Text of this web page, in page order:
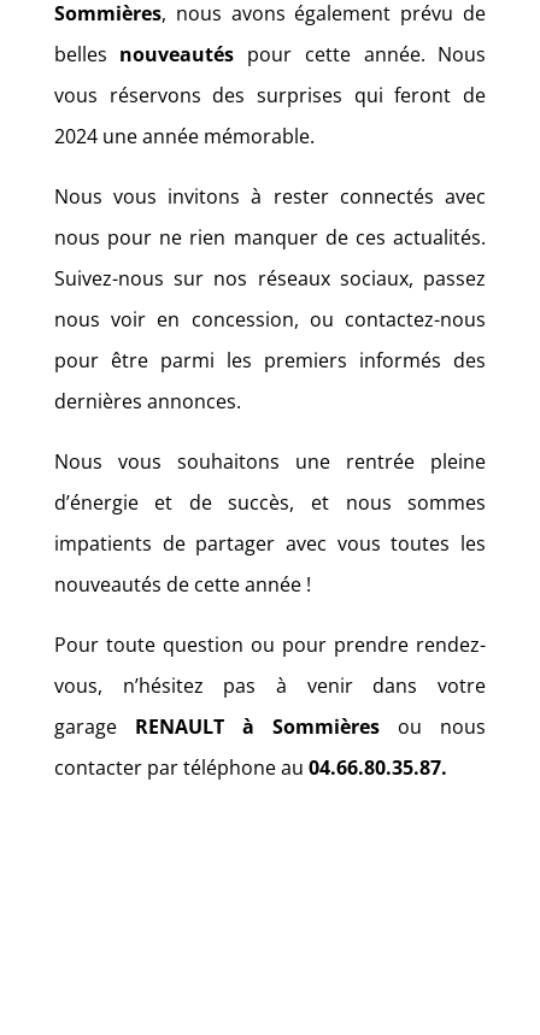
Sommières, nous avons également prévu de
belles nouveautés pour cette année. Nous
vous réservons des surprises qui feront de
2024 une année mémorable.
Nous vous invitons à rester connectés avec
nous pour ne rien manquer de ces actualités.
Suivez-nous sur nos réseaux sociaux, passez
nous voir en concession, ou contactez-nous
pour être parmi les premiers informés des
dernières annonces.
Nous vous souhaitons une rentrée pleine
d’énergie et de succès, et nous sommes
impatients de partager avec vous toutes les
nouveautés de cette année !
Pour toute question ou pour prendre rendez-
vous, n’hésitez pas à venir dans votre
garage RENAULT à Sommières ou nous
contacter par téléphone au 04.66.80.35.87.